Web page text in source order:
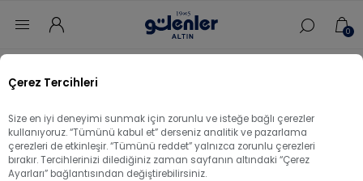
Çerez Tercihleri
Size en iyi deneyimi sunmak için zorunlu ve isteğe bağlı çerezler
kullanıyoruz. “Tümünü kabul et” derseniz analitik ve pazarlama
çerezleri de etkinleşir. “Tümünü reddet” yalnızca zorunlu çerezleri
bırakır. Tercihlerinizi dilediğiniz zaman sayfanın altındaki “Çerez
Ayarları” bağlantısından değiştirebilirsiniz.
0
14 Ayar Altın Özel İtalyan Mat Tasarım Bileklik
14 Ayar Altın Özel İtalyan Mat Tasarım
Bileklik